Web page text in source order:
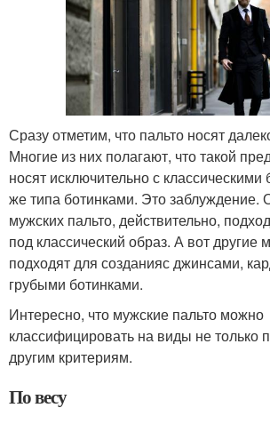
Сразу отметим, что пальто носят
Многие из них полагают, что такой
носят исключительно с классическими
же типа ботинками. Это заблуждение.
мужских пальто, действительно,
под классический образ. А вот другие
подходят для созданияс джинсами,
грубыми ботинками.
Интересно, что мужские пальто можно
классифицировать на виды не только
другим критериям.
По весу